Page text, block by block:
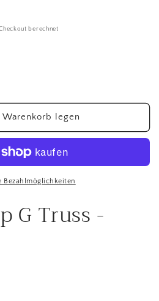
berechnet
legen
Bezahlmöglichkeiten
G Truss -